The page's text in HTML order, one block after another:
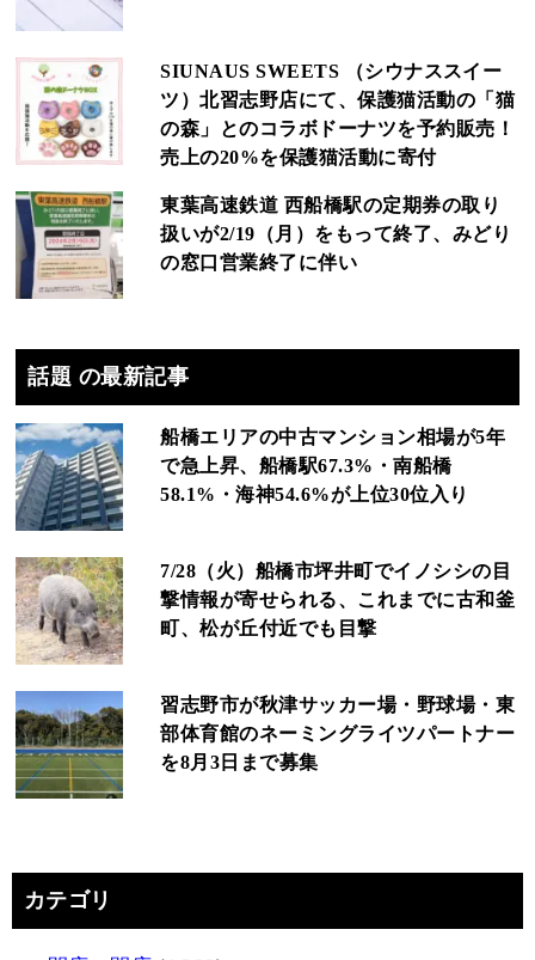
SIUNAUS SWEETS （シウナススイー
ツ）北習志野店にて、保護猫活動の「猫
の森」とのコラボドーナツを予約販売！
売上の20%を保護猫活動に寄付
東葉高速鉄道 西船橋駅の定期券の取り
扱いが2/19（月）をもって終了、みどり
の窓口営業終了に伴い
話題 の最新記事
船橋エリアの中古マンション相場が5年
で急上昇、船橋駅67.3%・南船橋
58.1%・海神54.6%が上位30位入り
7/28（火）船橋市坪井町でイノシシの目
撃情報が寄せられる、これまでに古和釜
町、松が丘付近でも目撃
習志野市が秋津サッカー場・野球場・東
部体育館のネーミングライツパートナー
を8月3日まで募集
カテゴリ